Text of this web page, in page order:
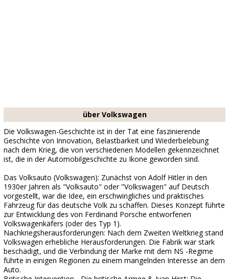
über Volkswagen
Die Volkswagen-Geschichte ist in der Tat eine faszinierende
Geschichte von Innovation, Belastbarkeit und Wiederbelebung
nach dem Krieg, die von verschiedenen Modellen gekennzeichnet
ist, die in der Automobilgeschichte zu Ikone geworden sind.
Das Volksauto (Volkswagen): Zunächst von Adolf Hitler in den
1930er Jahren als "Volksauto" oder "Volkswagen" auf Deutsch
vorgestellt, war die Idee, ein erschwingliches und praktisches
Fahrzeug für das deutsche Volk zu schaffen. Dieses Konzept führte
zur Entwicklung des von Ferdinand Porsche entworfenen
Volkswagenkäfers (oder des Typ 1).
Nachkriegsherausforderungen: Nach dem Zweiten Weltkrieg stand
Volkswagen erhebliche Herausforderungen. Die Fabrik war stark
beschädigt, und die Verbindung der Marke mit dem NS -Regime
führte in einigen Regionen zu einem mangelnden Interesse an dem
Auto.